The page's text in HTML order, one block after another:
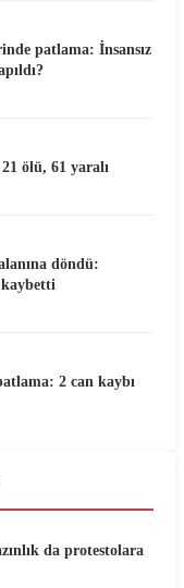
patlama: İnsansız
ölü, 61 yaralı
döndü:
kaybetti
2 can kaybı
da protestolara